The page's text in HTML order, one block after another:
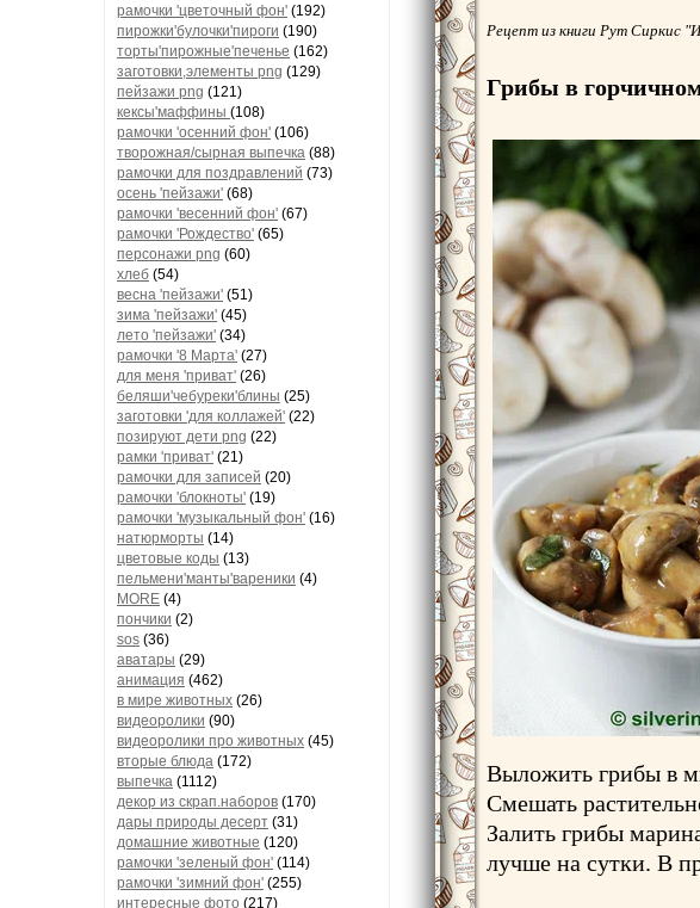
рамочки 'цветочный фон' (192)
пирожки'булочки'пироги (190)
торты'пирожные'печенье (162)
заготовки,элементы png (129)
пейзажи png (121)
кексы'маффины (108)
рамочки 'осенний фон' (106)
творожная/сырная выпечка (88)
рамочки для поздравлений (73)
осень 'пейзажи' (68)
рамочки 'весенний фон' (67)
рамочки 'Рождество' (65)
персонажи png (60)
хлеб (54)
весна 'пейзажи' (51)
зима 'пейзажи' (45)
лето 'пейзажи' (34)
рамочки '8 Марта' (27)
для меня 'приват' (26)
беляши'чебуреки'блины (25)
заготовки 'для коллажей' (22)
позируют дети png (22)
рамки 'приват' (21)
рамочки для записей (20)
рамочки 'блокноты' (19)
рамочки 'музыкальный фон' (16)
натюрморты (14)
цветовые коды (13)
пельмени'манты'вареники (4)
MORE (4)
пончики (2)
sos (36)
аватары (29)
анимация (462)
в мире животных (26)
видеоролики (90)
видеоролики про животных (45)
вторые блюда (172)
выпечка (1112)
декор из скрап.наборов (170)
дары природы десерт (31)
домашние животные (120)
рамочки 'зеленый фон' (114)
рамочки 'зимний фон' (255)
интересные фото (217)
Рецепт из книги Рут Сиркис
Грибы в
Выложить грибы в
Смешать
Залить грибы
лучше на сутки. В